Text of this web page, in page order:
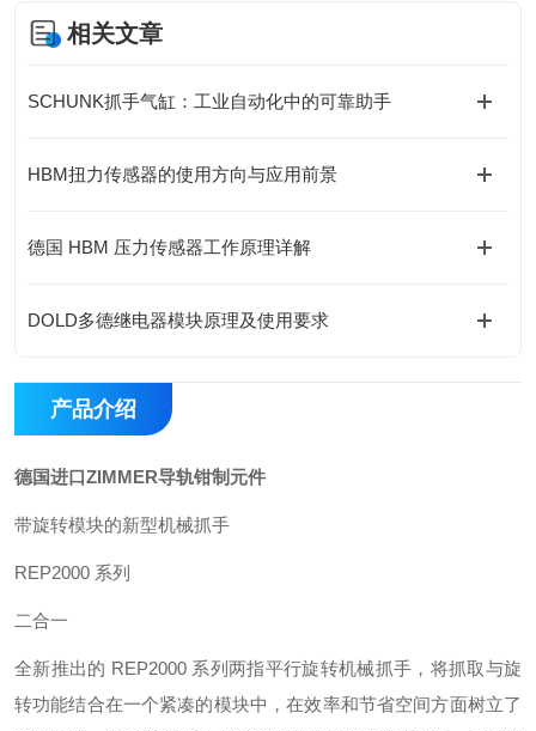
相关文章
SCHUNK抓手气缸：工业自动化中的可靠助手
HBM扭力传感器的使用方向与应用前景
德国 HBM 压力传感器工作原理详解
DOLD多德继电器模块原理及使用要求
产品介绍
德国进口ZIMMER导轨钳制元件
带旋转模块的新型机械抓手
REP2000 系列
二合一
全新推出的 REP2000 系列两指平行旋转机械抓手，将抓取与旋
转功能结合在一个紧凑的模块中，在效率和节省空间方面树立了